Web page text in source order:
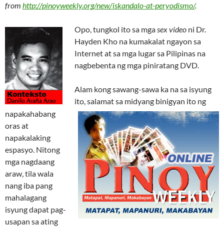
from http://pinoyweekly.org/new/iskandalo-at-peryodismo/.
Opo, tungkol ito sa mgasex video ni Dr.
Hayden Kho na kumakalat ngayon sa
Internet at sa mga lugar sa Pilipinas na
nagbebenta ng mga piniratang DVD.
Alam kong sawang-sawa ka na sa isyung
ito, salamat sa midyang binigyan ito ng
napakahabang
oras at
napakalaking
espasyo. Nitong
mga nagdaang
araw, tila wala
nang iba pang
mahalagang
isyung dapat pag-
usapan sa ating